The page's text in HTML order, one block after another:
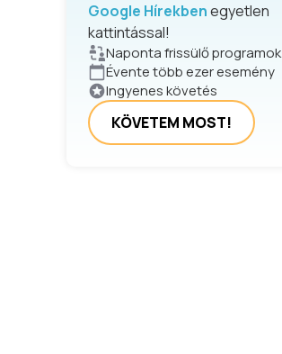
Google Hírekbenegyetlen
kattintással!
Naponta frissülő programok
Évente több ezer esemény
Ingyenes követés
KÖVETEM MOST!